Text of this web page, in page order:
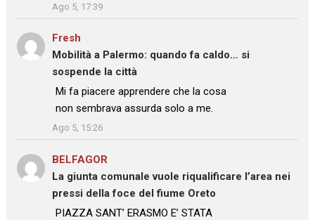
Ago 5, 17:39
Fresh
Mobilità a Palermo: quando fa caldo… si
sospende la città
: “Mi fa piacere apprendere che la cosa
non sembrava assurda solo a me.
”
Ago 5, 15:26
BELFAGOR
La giunta comunale vuole riqualificare l’area nei
pressi della foce del fiume Oreto
: “
PIAZZA SANT’ ERASMO E’ STATA